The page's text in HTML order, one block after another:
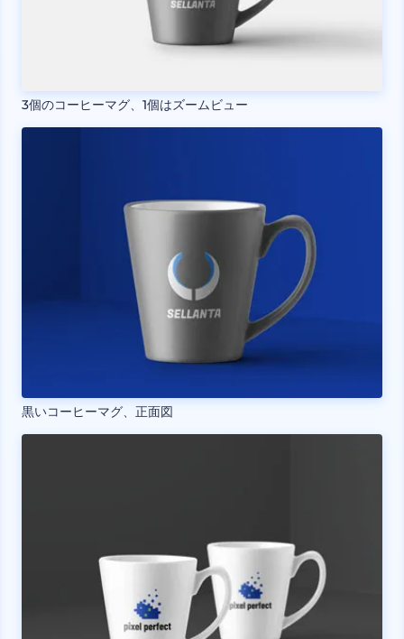
3個のコーヒーマグ、1個はズームビュー
黒いコーヒーマグ、正面図